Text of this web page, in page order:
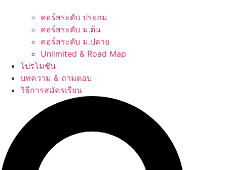
คอร์สระดับ ประถม
คอร์สระดับ ม.ต้น
คอร์สระดับ ม.ปลาย
Unlimited & Road Map
โปรโมชัน
บทความ & ถามตอบ
วิธีการสมัครเรียน